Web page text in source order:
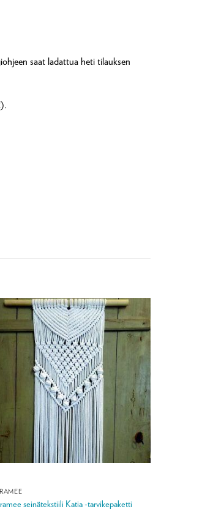
saat ladattua heti tilauksen
seinätekstiili Katia -tarvikepaketti